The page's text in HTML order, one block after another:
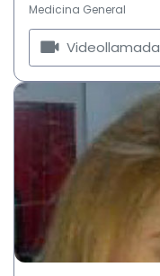
Medicina General
Videollamada